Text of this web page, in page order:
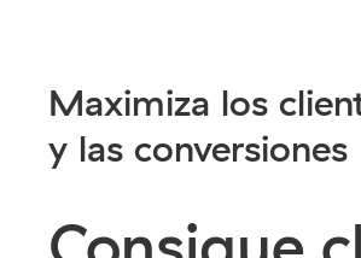
Maximiza los
y las conversiones